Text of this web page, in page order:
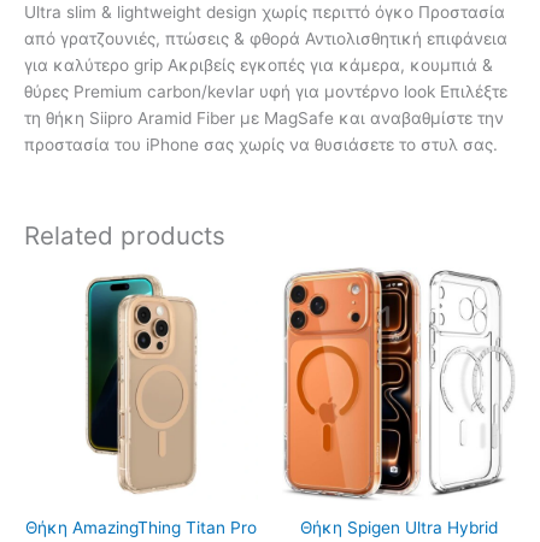
Ultra slim & lightweight design χωρίς περιττό όγκο Προστασία
από γρατζουνιές, πτώσεις & φθορά Αντιολισθητική επιφάνεια
για καλύτερο grip Ακριβείς εγκοπές για κάμερα, κουμπιά &
θύρες Premium carbon/kevlar υφή για μοντέρνο look Επιλέξτε
τη θήκη Siipro Aramid Fiber με MagSafe και αναβαθμίστε την
προστασία του iPhone σας χωρίς να θυσιάσετε το στυλ σας.
Related products
Θήκη AmazingThing Titan Pro
Θήκη Spigen Ultra Hybrid